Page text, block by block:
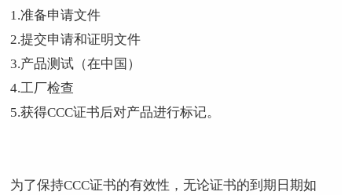
1.准备申请文件
2.提交申请和证明文件
3.产品测试（在中国）
4.工厂检查
5.获得CCC证书后对产品进行标记。
为了保持CCC证书的有效性，无论证书的到期日期如